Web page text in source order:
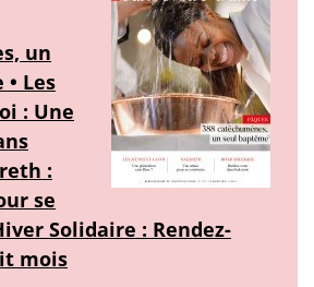
un
Les
: Une
:
se
Solidaire : Rendez-
mois